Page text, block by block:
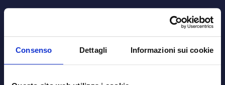
Consenso Dettagli Informazioni sui cookie
Grazie